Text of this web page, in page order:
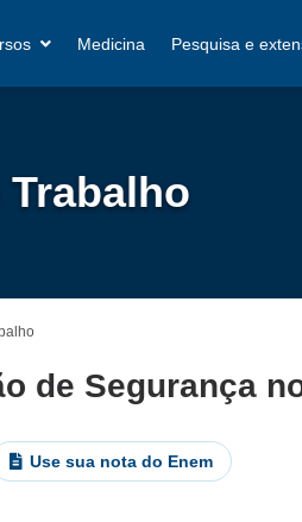
Medicina Pesquisa e
de Segurança
Use sua nota do Enem